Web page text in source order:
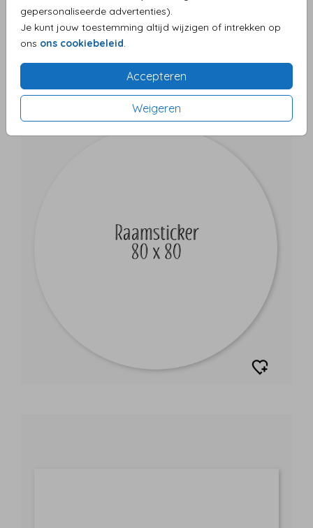
gepersonaliseerde advertenties).
Je kunt jouw toestemming altijd wijzigen of intrekken op
ons ons cookiebeleid
Accepteren
Weigeren